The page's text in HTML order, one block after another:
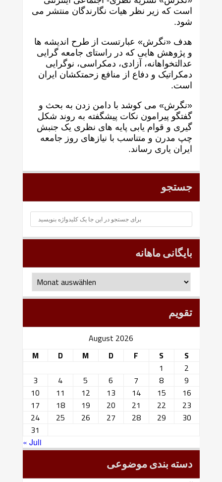
است که زير نظر هيات نگارندگان منتشر می
شود.
هدف «نگرش» عبارتست از طرح انديشه ها
و پژوهش هايی که در راستای جامعه گرايی
عدالتخواهانه، آزادی، دمکراسی، نوگرايی
دمکراتيک و دفاع از منافع زحمتکشان ايران
است.
«نگرش» می کوشد با دامن زدن به بحث و
گفتگو پيرامون نکات پیشگفته به روند شکل
گيری و قوام يابی پايه های نظری يک جنبش
چپ مدرن و متناسب با نيازهای روز جامعه
ايران ياری رساند.
جستجو
بایگانی ماهانه
بایگانی
ماهانه
تقویم
August 2026
M
D M D F S
S
1
2
3
4 5 6 7 8
9
10
11 12 13 14 15
16
17
18 19 20 21 22
23
24
25 26 27 28 29
30
31
« Juli
دسته بندی موضوعی